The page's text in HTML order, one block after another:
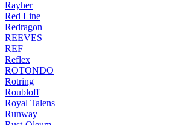
Rayher
Red Line
Redragon
REEVES
REF
Reflex
ROTONDO
Rotring
Roubloff
Royal Talens
Runway